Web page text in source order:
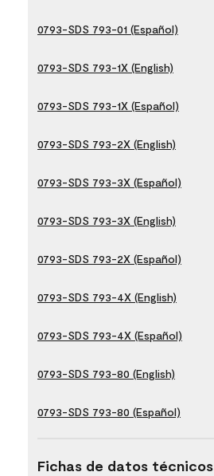
0793-SDS 793-01 (Español)
0793-SDS 793-1X (English)
0793-SDS 793-1X (Español)
0793-SDS 793-2X (English)
0793-SDS 793-3X (Español)
0793-SDS 793-3X (English)
0793-SDS 793-2X (Español)
0793-SDS 793-4X (English)
0793-SDS 793-4X (Español)
0793-SDS 793-80 (English)
0793-SDS 793-80 (Español)
Fichas de datos técnicos